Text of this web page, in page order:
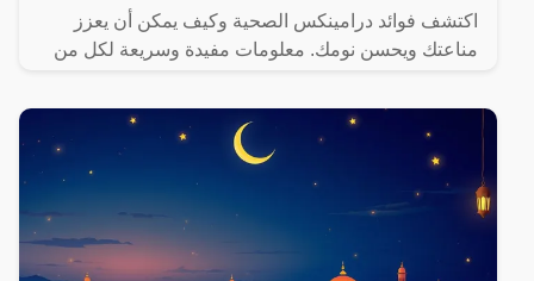
اكتشف فوائد درامينكس الصحية وكيف يمكن أن يعزز
مناعتك ويحسن نومك. معلومات مفيدة وسريعة لكل من